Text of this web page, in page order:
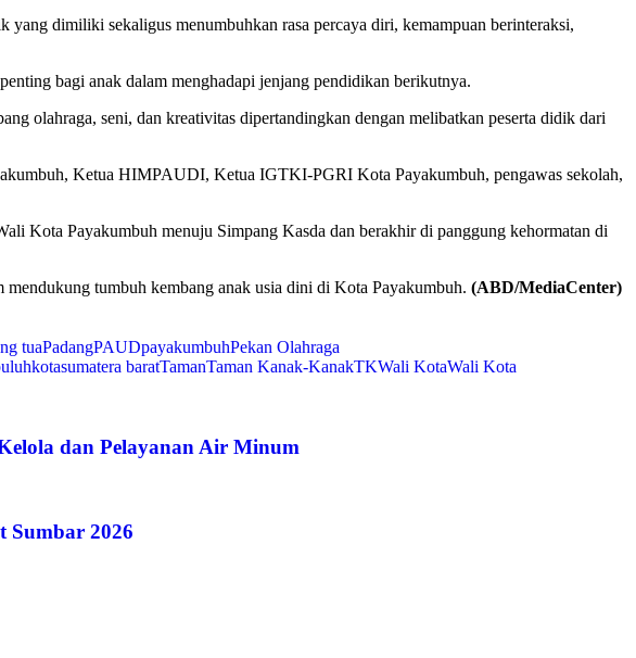
dimiliki sekaligus menumbuhkan rasa percaya diri, kemampuan berinteraksi,
bagi anak dalam menghadapi jenjang pendidikan berikutnya.
olahraga, seni, dan kreativitas dipertandingkan dengan melibatkan peserta didik dari
Ketua HIMPAUDI, Ketua IGTKI-PGRI Kota Payakumbuh, pengawas sekolah,
Kota Payakumbuh menuju Simpang Kasda dan berakhir di panggung kehormatan di
tumbuh kembang anak usia dini di Kota Payakumbuh. (ABD/MediaCenter)
tuaPadangPAUDpayakumbuhPekan Olahraga
sumatera baratTamanTaman Kanak-KanakTKWali KotaWali Kota
dan Pelayanan Air Minum
2026